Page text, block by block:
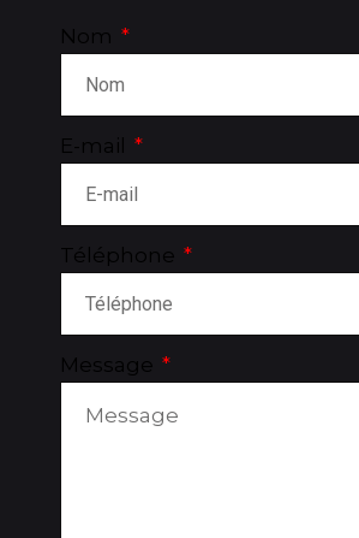
Nom
E-mail
Téléphone
Message